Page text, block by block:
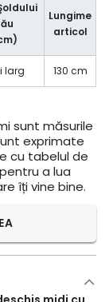
Lungime
articol
larg 130 cm
sunt măsurile
exprimate
cu tabelul de
a lua
îți vine bine.